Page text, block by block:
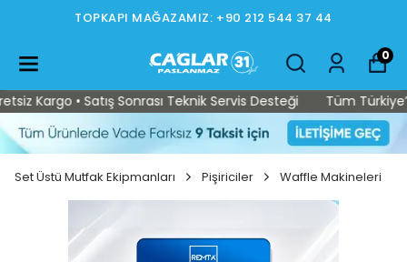
TOPKAPI MAĞAZAMIZ: +90 212 544 37 44
0
Kargo • Satış Sonrası Teknik Servis Desteği Tüm
Set Üstü Mutfak Ekipmanları Pişiriciler Waffle Makineleri